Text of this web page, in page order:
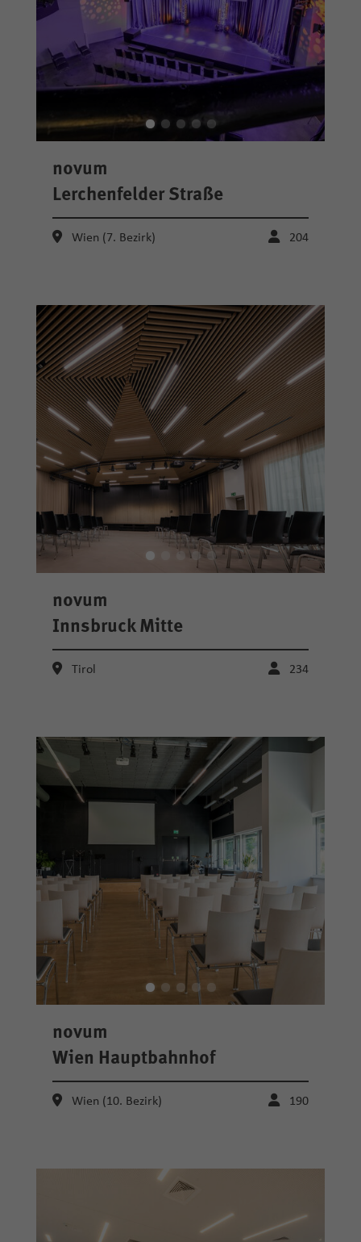
novum
Lerchenfelder Straße
Wien (7. Bezirk) 204
novum
Innsbruck Mitte
Tirol 234
novum
Wien Hauptbahnhof
Wien (10. Bezirk) 190